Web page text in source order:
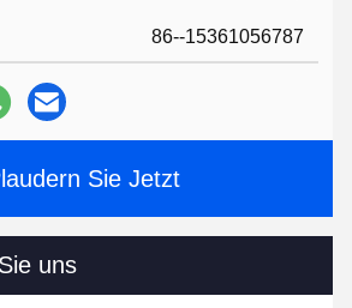
86--15361056787
Sie Jetzt
uns